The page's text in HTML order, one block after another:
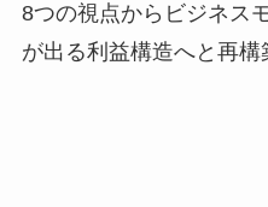
8つの視点からビジネス
が出る利益構造へと再構